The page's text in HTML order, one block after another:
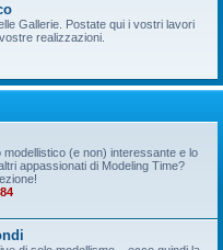
Gallerie. Postate qui i vostri lavori
realizzazioni.
(e non) interessante e lo
appassionati di Modeling Time?